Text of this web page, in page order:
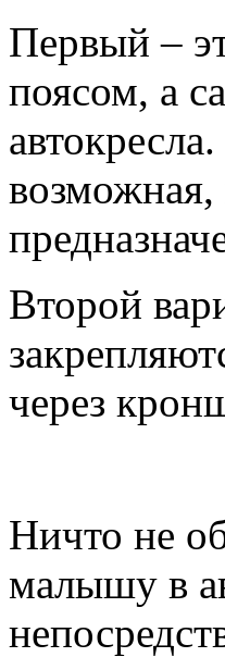
Первый –
поясом, а
возможная,
Второй
через
Ничто не
малышу в